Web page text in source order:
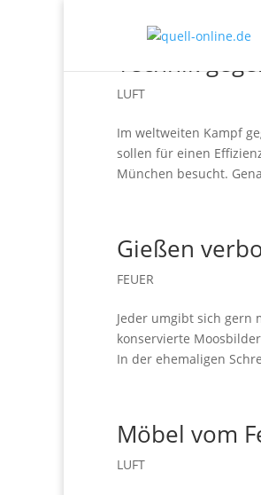
Technik
LUFT
Im weltweiten Kampf
sollen für einen
München besucht.
Gießen
FEUER
Jeder umgibt sich gern
konservierte
In der ehemaligen
Möbel vom
LUFT